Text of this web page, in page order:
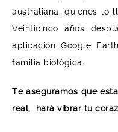
australiana, quienes lo
Veinticinco años
aplicación Google
familia biológica.
Te aseguramos que
real, hará vibrar tu